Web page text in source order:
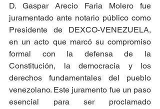
D. Gaspar Arecio Faria Molero fue
juramentado ante notario público como
Presidente de DEXCO-VENEZUELA,
en un acto que marcó su compromiso
formal con la defensa de la
Constitución, la democracia y los
derechos fundamentales del pueblo
venezolano. Este juramento fue un paso
esencial para ser proclamado